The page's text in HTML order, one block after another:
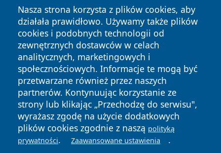
Nasza strona korzysta z plików cookies, aby
działała prawidłowo. Używamy także plików
cookies i podobnych technologii od
zewnętrznych dostawców w celach
analitycznych, marketingowych i
społecznościowych. Informacje te mogą być
przetwarzane również przez naszych
partnerów. Kontynuując korzystanie ze
strony lub klikając „Przechodzę do serwisu",
wyrażasz zgodę na użycie dodatkowych
plików cookies zgodnie z naszą polityką
prywatności. Zaawansowane ustawienia .
Copyright © 2026 lubliniec360.pl Wszystkie prawa
zastrzeżone.
News Autorzy
Polityka
Prywatności
Polityka
Cookies